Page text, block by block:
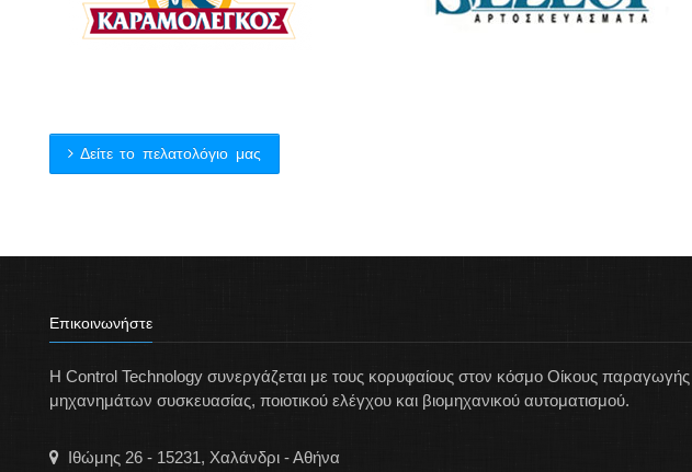
Δείτε το πελατολόγιο μας
Επικοινωνήστε
Η Control Technology συνεργάζεται με τους κορυφαίους στον κόσμο Οίκους παραγωγής
μηχανημάτων συσκευασίας, ποιοτικού ελέγχου και βιομηχανικού αυτοματισμού.
Ιθώμης 26 - 15231, Χαλάνδρι - Αθήνα